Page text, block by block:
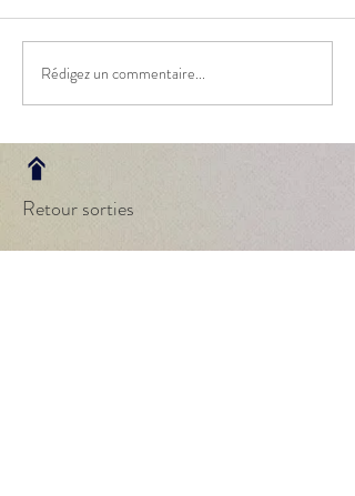
Rédigez un commentaire...
Retour sorties